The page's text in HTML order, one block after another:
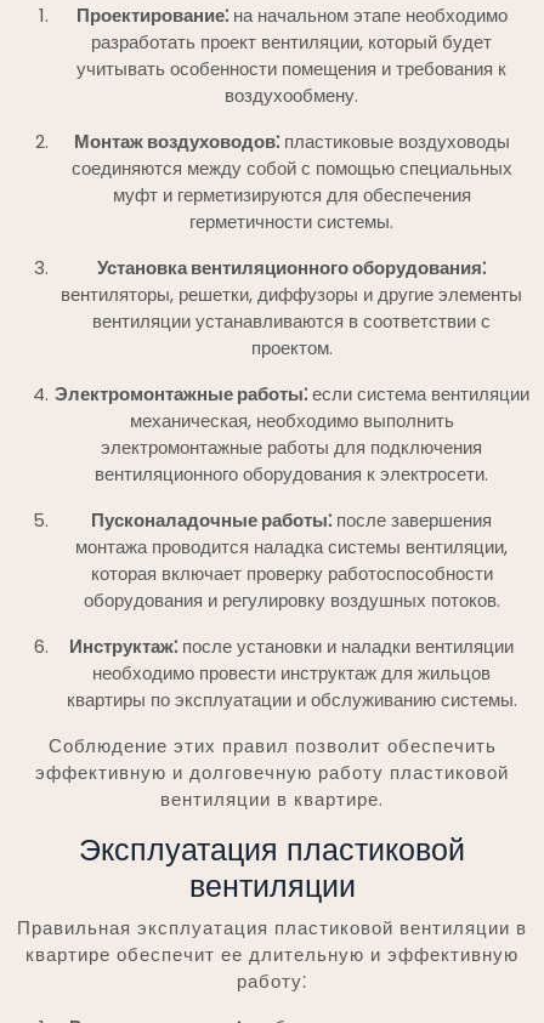
Проектирование⁚на начальном этапе необходимо
разработать проект вентиляции, который будет
учитывать особенности помещения и требования к
воздухообмену.
Монтаж воздуховодов⁚пластиковые воздуховоды
соединяются между собой с помощью специальных
муфт и герметизируются для обеспечения
герметичности системы.
Установка вентиляционного оборудования⁚
вентиляторы, решетки, диффузоры и другие элементы
вентиляции устанавливаются в соответствии с
проектом.
Электромонтажные работы⁚если система вентиляции
механическая, необходимо выполнить
электромонтажные работы для подключения
вентиляционного оборудования к электросети.
Пусконаладочные работы⁚ после завершения
монтажа проводится наладка системы вентиляции,
которая включает проверку работоспособности
оборудования и регулировку воздушных потоков.
Инструктаж⁚ после установки и наладки вентиляции
необходимо провести инструктаж для жильцов
квартиры по эксплуатации и обслуживанию системы.
Соблюдение этих правил позволит обеспечить
эффективную и долговечную работу пластиковой
вентиляции в квартире.
Эксплуатация пластиковой
вентиляции
Правильная эксплуатация пластиковой вентиляции в
квартире обеспечит ее длительную и эффективную
работу⁚